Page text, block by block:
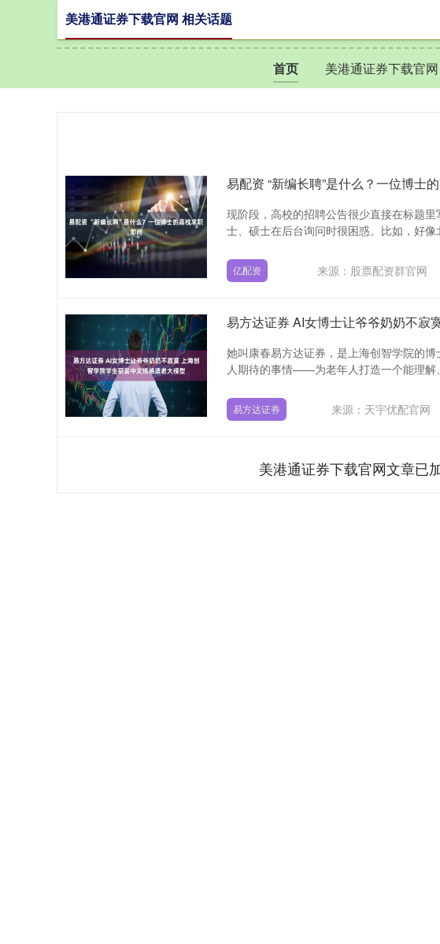
首页 美港通证券下载官网
美港通证券下载官网 相关话题
易配资 “新编长聘”是什么？一位博士
现阶段，高校的招聘公告很少直接在标题里
士、硕士在后台询问时很困惑。比如，好
亿配资 来源：股票配资群官网
她叫康春易方达证券，是上海创智学院的
人期待的事情——为老年人打造一个能理解
易方达证券 来源：天宇优配官网
美港通证券下载官网文章已